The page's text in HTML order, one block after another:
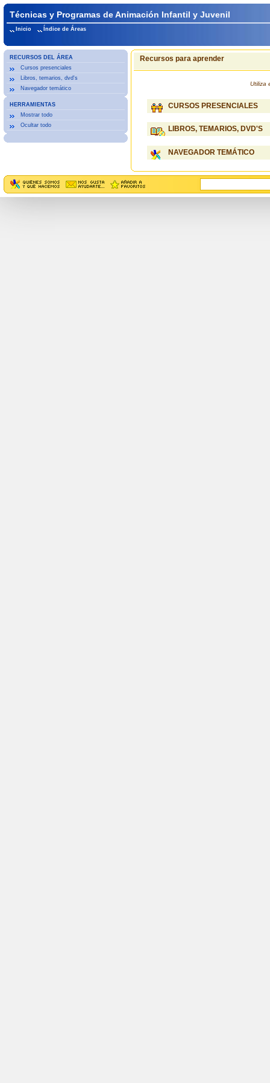
Técnicas y Programas de Animación Infantil y Juvenil
Inicio Índice de Áreas
RECURSOS DEL ÁREA
Cursos presenciales
Libros, temarios, dvd's
Navegador temático
HERRAMIENTAS
Mostrar todo
Ocultar todo
Recursos para aprender
Utiliza
CURSOS PRESENCIALES
LIBROS, TEMARIOS, DVD'S
NAVEGADOR TEMÁTICO